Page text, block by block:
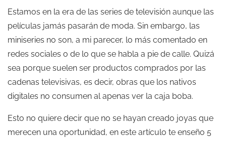
Estamos en la era de las series de televisión aunque las
películas jamás pasarán de moda. Sin embargo, las
miniseries no son, a mi parecer, lo más comentado en
redes sociales o de lo que se habla a pie de calle. Quizá
sea porque suelen ser productos comprados por las
cadenas televisivas, es decir, obras que los nativos
digitales no consumen al apenas ver la caja boba.
Esto no quiere decir que no se hayan creado joyas que
merecen una oportunidad, en este artículo te enseño 5